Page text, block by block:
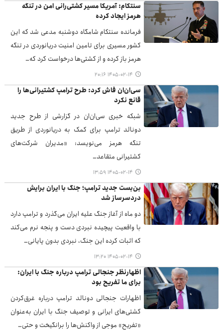
سنتکام: آمریکا مسیر کشتی‌رانی امن در تنگه
هرمز ایجاد کرده
فرمانده سنتکام شامگاه دوشنبه مدعی شد که این
کشور مسیری برای تامین امنیت دریانوردی در تنگه
هرمز باز کرده و از کشتی‌ها درخواست کرد که…
۱۴۰۵-۰۲-۱۴ ۲۰:۱۶
سی‌ان‌ان فاش کرد: طرح ترامپ کشتیرانی‌ها را
قانع نکرد
شبکه خبری سی‌ان‌ان در گزارشی از طرح جدید
دونالد ترامپ برای کمک به دریانوردی از طریق
تنگه هرمز می‌نویسد: «مدیران شرکت‌های
کشتیرانی متقاعد…
۱۴۰۵-۰۲-۱۴ ۱۳:۵۹
بن‌بست جدید ترامپ؛ جنگ با ایران برایش
دردسرساز شد
دو ماه از آغاز جنگ علیه ایران می‌گذرد و ترامپ دارد
با واقعیت پیچیده نبردی دست و پنجه نرم می‌کند
که اثبات کرده این جنگ، نبردی بدون پایانی…
۱۴۰۵-۰۲-۱۴ ۱۳:۲۰
اظهارنظر جنجالی ترامپ درباره جنگ با ایران:
برای ما تفریح بود
اظهارات جنجالی دونالد ترامپ درباره غرق‌کردن
کشتی‌های ایرانی و توصیف جنگ با ایران به‌عنوان
«تفریح» موجی از واکنش‌ها را برانگیخت و حتی…